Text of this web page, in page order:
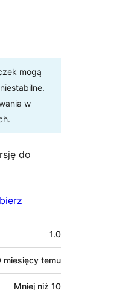
mogą
w
do
1.0
miesięcy temu
Mniej niż 10